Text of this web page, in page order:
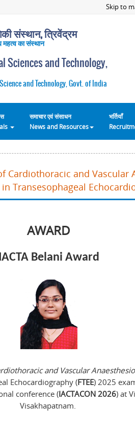
Skip to
संस्थान, त्रिवेंद्रम
महत्व का संस्थान
and Technology,
and Technology, Govt. of India
समाचार एवं संसाधन
News and Resources
भर्तियाँ
and Vascular
AWARD
IACTA Belani Award
and Vascular
Echocardiography (FTEE) 2025
conference (IACTACON 2026) at
Visakhapatnam.